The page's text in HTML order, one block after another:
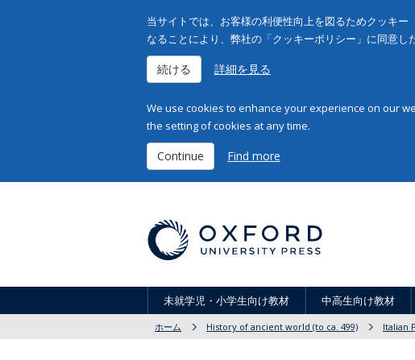
当サイトでは、お客様の利便性向上を図るためクッキ
なることにより、弊社の「クッキーポリシー」に同意し
続ける 詳細を見る
We use cookies to enhance your experience on our
the setting of cookies at any time.
Continue Find more
未就学児・小学生向け教材 中高生向け教材
ホーム History of ancient world (to ca. 499) Italian